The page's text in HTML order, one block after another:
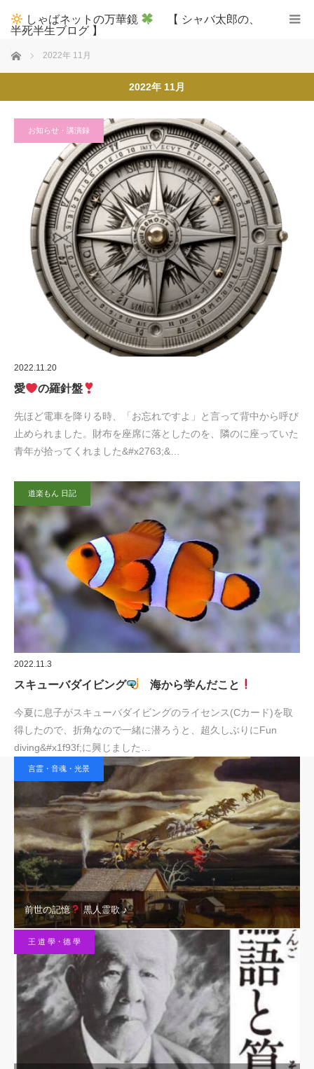
しゃばネットの万華鏡
【 シャバ太郎の、
半死半生ブログ 】
ホーム 2022年 11月
2022年 11月
お知らせ・講演録
2022.11.20
愛 の羅針盤
先ほど電車を降りる時、「お忘れですよ」と言って背中から呼び
止められました。財布を座席に落としたのを、隣のに座っていた
青年が拾ってくれました&#x2763;&…
道楽もん 日記
2022.11.3
スキューバダイビング 海から学んだこと
今夏に息子がスキューバダイビングのライセンス(Cカード)を取
得したので、折角なので一緒に潜ろうと、超久しぶりにFun
diving&#x1f93f;に興じました…
言霊・音魂・光景
前世の記憶 黒人霊歌 ♪
王 道 學・德 學